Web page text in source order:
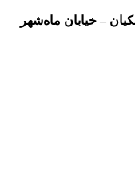
– خیابان ماه‌شهر